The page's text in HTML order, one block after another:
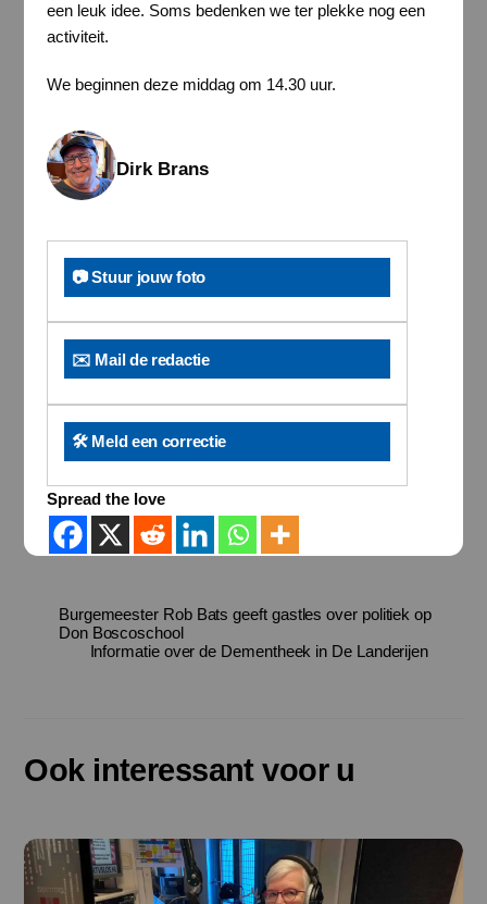
een leuk idee. Soms bedenken we ter plekke nog een
activiteit.
We beginnen deze middag om 14.30 uur.
Dirk Brans
📷 Stuur jouw foto
✉️ Mail de redactie
🛠️ Meld een correctie
Spread the love
Burgemeester Rob Bats geeft gastles over politiek op
Don Boscoschool
Informatie over de Dementheek in De Landerijen
Ook interessant voor u